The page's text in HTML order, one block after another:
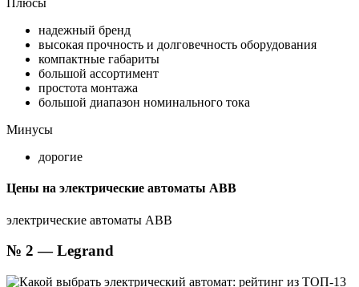
Плюсы
надежный бренд
высокая прочность и долговечность оборудования
компактные габариты
большой ассортимент
простота монтажа
большой диапазон номинального тока
Минусы
дорогие
Цены на электрические автоматы ABB
электрические автоматы ABB
№ 2 — Legrand